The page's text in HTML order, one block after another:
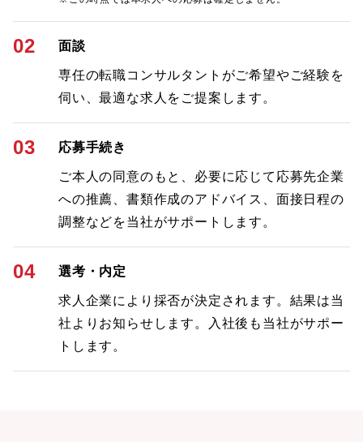
02 面談
専任の転職コンサルタントがご希望やご経験を
伺い、最適な求人をご提案します。
03 応募手続き
ご本人の同意のもと、必要に応じて応募先企業
への推薦、書類作成のアドバイス、面接日程の
調整などを当社がサポートします。
04 選考・内定
求人企業により採否が決定されます。結果は当
社よりお知らせします。入社後も当社がサポー
トします。